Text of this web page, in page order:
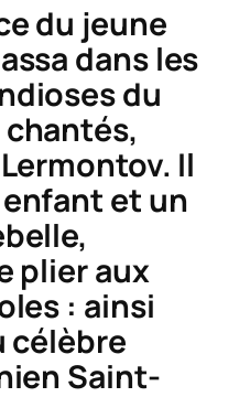
du jeune
dans les
du
chantés,
Il
et un
plier aux
: ainsi
célèbre
Saint-